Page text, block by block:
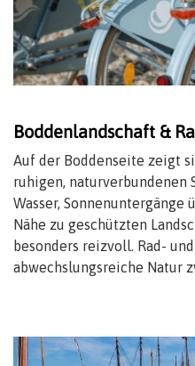
Boddenlandschaft &
Auf der Boddenseite zeigt
ruhigen, naturverbundenen
Wasser, Sonnenuntergänge
Nähe zu geschützten
besonders reizvoll. Rad-
abwechslungsreiche Natur